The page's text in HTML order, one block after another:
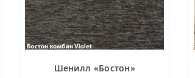
Шенилл «Бостон»